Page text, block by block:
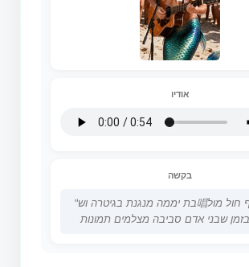
אודיו
בקשה
"בת יממה מנגנת בגיטרה וש唱ת על חוף חול מול